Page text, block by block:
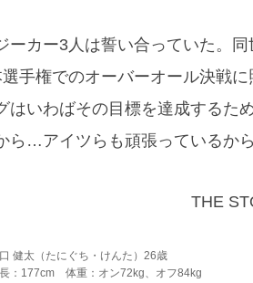
ーカー3人は誓い合っていた。
手権でのオーバーオール決戦
はいわばその目標を達成するた
ら…アイツらも頑張っているか
THE
健太（たにぐち・けんた）26歳
：177cm 体重：オン72kg、オフ84kg